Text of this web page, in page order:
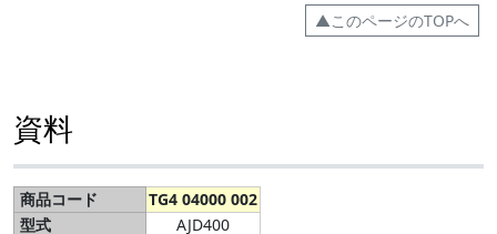
▲このページのTOPへ
資料
商品コード
TG4 04000 002
型式
AJD400